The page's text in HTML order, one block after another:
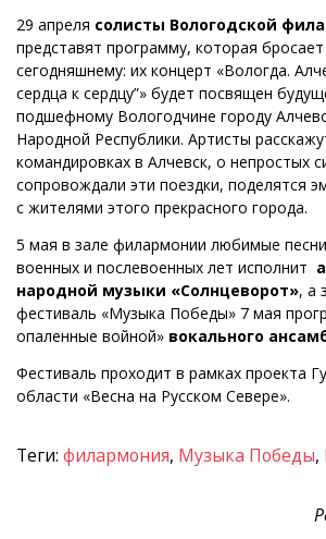
29 апреля солисты Вологодской
представят программу, которая
сегодняшнему: их концерт «Вологда.
сердца к сердцу”» будет посвящен
подшефному Вологодчине городу
Народной Республики. Артисты
командировках в Алчевск, о непростых
сопровождали эти поездки, поделятся
с жителями этого прекрасного города.
5 мая в зале филармонии любимые
военных и послевоенных лет исполнит
народной музыки «Солнцеворот», а
фестиваль «Музыка Победы» 7 мая
опаленные войной» вокального
Фестиваль проходит в рамках проекта
области «Весна на Русском Севере».
Теги: филармония, Музыка Победы,